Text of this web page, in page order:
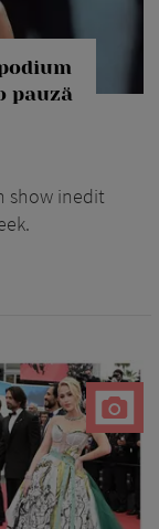
pauză
show inedit